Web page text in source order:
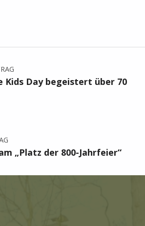
Kids Day begeistert über 70
„Platz der 800-Jahrfeier“